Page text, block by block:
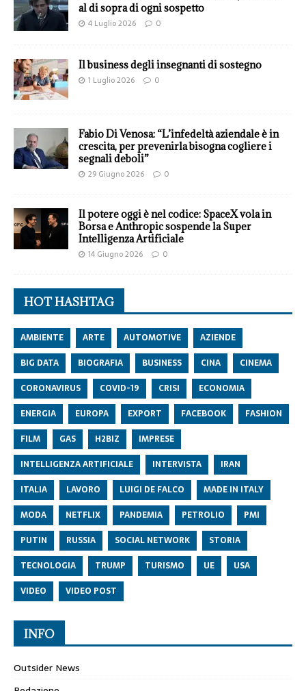
al di sopra di ogni sospetto
4 Luglio 2026 0
Il business degli insegnanti di sostegno
1 Luglio 2026 0
Fabio Di Venosa: “L’infedeltà aziendale è in
crescita, per prevenirla bisogna cogliere i
segnali deboli”
29 Giugno 2026 0
Il potere oggi è nel codice: SpaceX vola in
Borsa e Anthropic sospende la Super
Intelligenza Artificiale
14 Giugno 2026 0
HOT HASHTAG
AMBIENTE ARTE AUTOMOTIVE
AZIENDE
BIG DATA
BIOGRAFIA BUSINESS CINA
CINEMA
CORONAVIRUS
COVID-19 CRISI
ECONOMIA
ENERGIA
EUROPA EXPORT FACEBOOK
FASHION
FILM
GAS H2BIZ
IMPRESE
INTELLIGENZA ARTIFICIALE
INTERVISTA
IRAN
ITALIA
LAVORO LUIGI DE FALCO
MADE IN ITALY
MODA
NETFLIX PANDEMIA PETROLIO
PMI
PUTIN
RUSSIA SOCIAL NETWORK
STORIA
TECNOLOGIA
TRUMP TURISMO UE
USA
VIDEO
VIDEO POST
INFO
Outsider News